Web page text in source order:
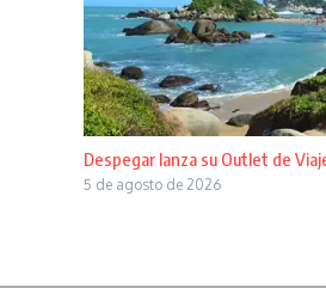
Despegar lanza su Outlet de
5 de agosto de 2026